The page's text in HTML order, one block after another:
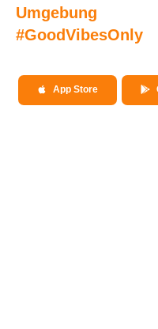
Umgebung
#GoodVibesOnly
App Store